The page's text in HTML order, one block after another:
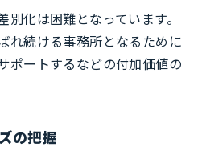
化は困難となっています。
れ続ける事務所となるために
ポートするなどの付加価値の
の把握